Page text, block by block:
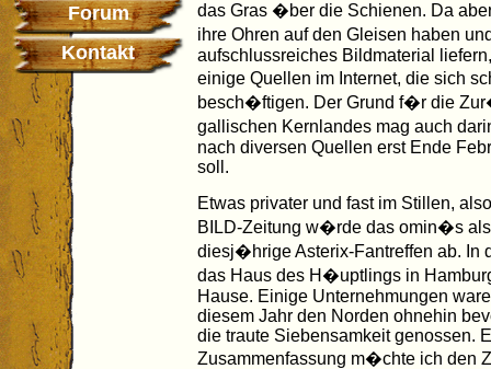
Forum
Kontakt
das Gras �ber die Schienen. Da
ihre Ohren auf den Gleisen haben
aufschlussreiches Bildmaterial
einige Quellen im Internet, die sich
besch�ftigen. Der Grund f�r die
gallischen Kernlandes mag auch
nach diversen Quellen erst Ende
soll.
Etwas privater und fast im Stillen,
BILD-Zeitung w�rde das omin�s
diesj�hrige Asterix-Fantreffen ab. In
das Haus des H�uptlings in
Hause. Einige Unternehmungen
diesem Jahr den Norden ohnehin
die traute Siebensamkeit genossen.
Zusammenfassung m�chte ich den